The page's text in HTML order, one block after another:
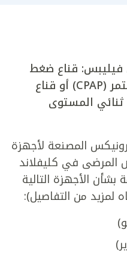
فيليبس: قناع ضغط
مجرى الهواء الإيجابي المستمر (CPAP) أو قناع
المستوى
المصنعة لأجهزة
في كليفلاند
الأجهزة التالية
لمزيد من التفاصيل):